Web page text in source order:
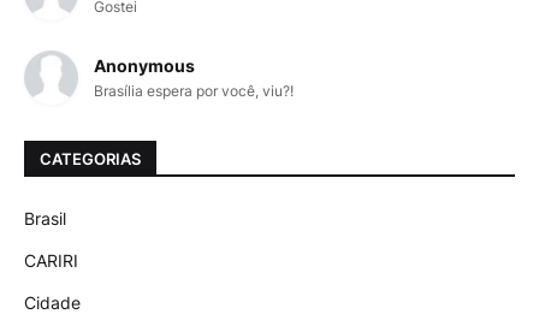
Gostei
Anonymous
Brasília espera por você, viu?!
CATEGORIAS
Brasil
CARIRI
Cidade